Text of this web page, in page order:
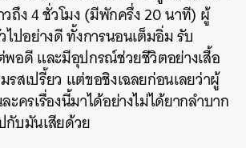
ถึง 4 ชั่วโมง (มีพักครึ่ง 20 นาที) ผู้
ไปอย่างดี ทั้งการนอนเต็มอิ่ม รับ
พอดี และมีอุปกรณ์ช่วยชีวิตอย่างเสื้อ
สเปรี้ยว แต่ขอชิงเฉลยก่อนเลยว่าผู้
ะครเรื่องนี้มาได้อย่างไม่ได้ยากลำบาก
กับมันเสียด้วย